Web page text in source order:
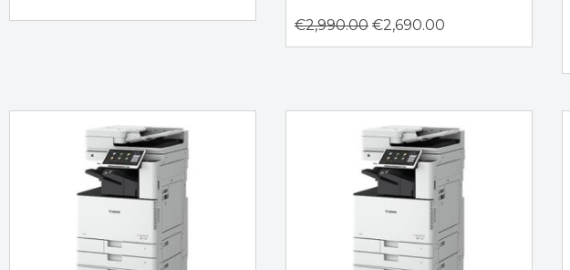
€2,990.00 €2,690.00